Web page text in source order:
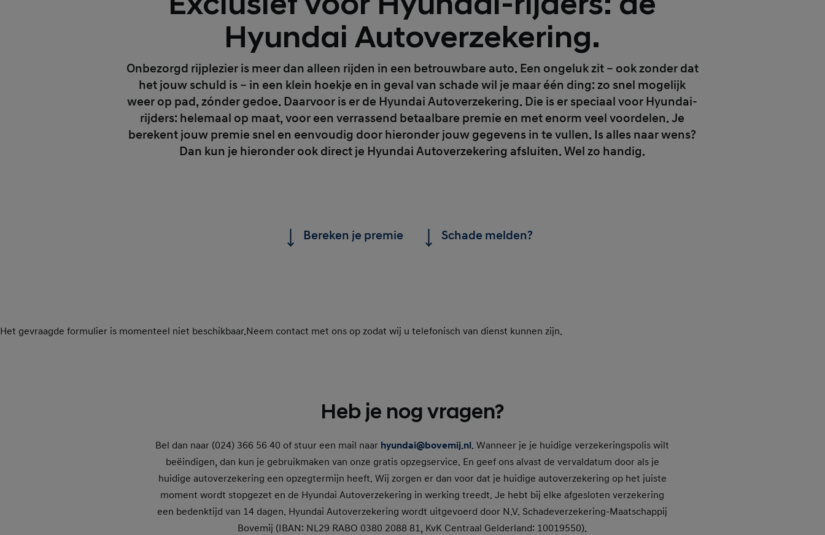
Hyundai Autoverzekering.
Onbezorgd rijplezier is meer dan alleen rijden in een betrouwbare auto. Een ongeluk zit – ook zonder dat
het jouw schuld is – in een klein hoekje en in geval van schade wil je maar één ding: zo snel mogelijk
weer op pad, zónder gedoe. Daarvoor is er de Hyundai Autoverzekering. Die is er speciaal voor Hyundai-
rijders: helemaal op maat, voor een verrassend betaalbare premie en met enorm veel voordelen. Je
berekent jouw premie snel en eenvoudig door hieronder jouw gegevens in te vullen. Is alles naar wens?
Dan kun je hieronder ook direct je Hyundai Autoverzekering afsluiten. Wel zo handig.
Bereken je premie Schade melden?
Het gevraagde formulier is momenteel niet beschikbaar.Neem contact met ons op zodat wij u telefonisch van dienst kunnen zijn.
Heb je nog vragen?
Bel dan naar (024) 366 56 40 of stuur een mail naar hyundai@bovemij.nl. Wanneer je je huidige verzekeringspolis wilt
beëindigen, dan kun je gebruikmaken van onze gratis opzegservice. En geef ons alvast de vervaldatum door als je
huidige autoverzekering een opzegtermijn heeft. Wij zorgen er dan voor dat je huidige autoverzekering op het juiste
moment wordt stopgezet en de Hyundai Autoverzekering in werking treedt. Je hebt bij elke afgesloten verzekering
een bedenktijd van 14 dagen. Hyundai Autoverzekering wordt uitgevoerd door N.V. Schadeverzekering-Maatschappij
Bovemij (IBAN: NL29 RABO 0380 2088 81, KvK Centraal Gelderland: 10019550).